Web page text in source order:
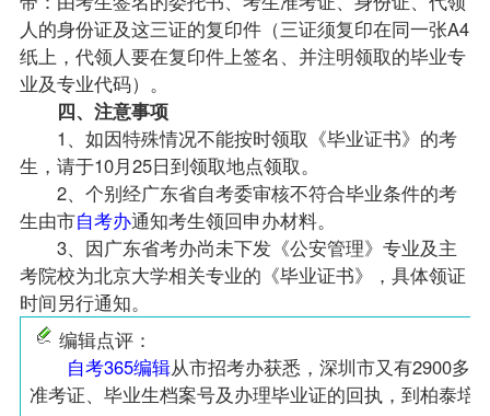
人的身份证及这三证的复印件（三证须复印在同一张A4
纸上，代领人要在复印件上签名、并注明领取的毕业专
业及专业代码）。
四、注意事项
1、如因特殊情况不能按时领取《毕业证书》的考
生，请于10月25日到领取地点领取。
2、个别经广东省自考委审核不符合毕业条件的考
生由市自考办通知考生领回申办材料。
3、因广东省考办尚未下发《公安管理》专业及主
考院校为北京大学相关专业的《毕业证书》，具体领证
时间另行通知。
编辑点评：
自考365编辑从市招考办获悉，深圳市又有2900多
准考证、 毕业生档案号及办理毕业证的回执，到柏泰培